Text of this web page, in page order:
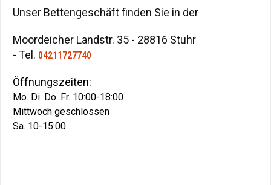
Unser Bettengeschäft finden Sie in der
Moordeicher Landstr. 35 - 28816 Stuhr
- Tel. 04211727740
Öffnungszeiten:
Mo. Di. Do. Fr. 10:00-18:00
Mittwoch geschlossen
Sa. 10-15:00